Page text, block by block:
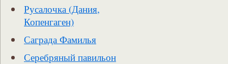
Русалочка (Дания,
Копенгаген)
Саграда Фамилья
Серебряный павильон